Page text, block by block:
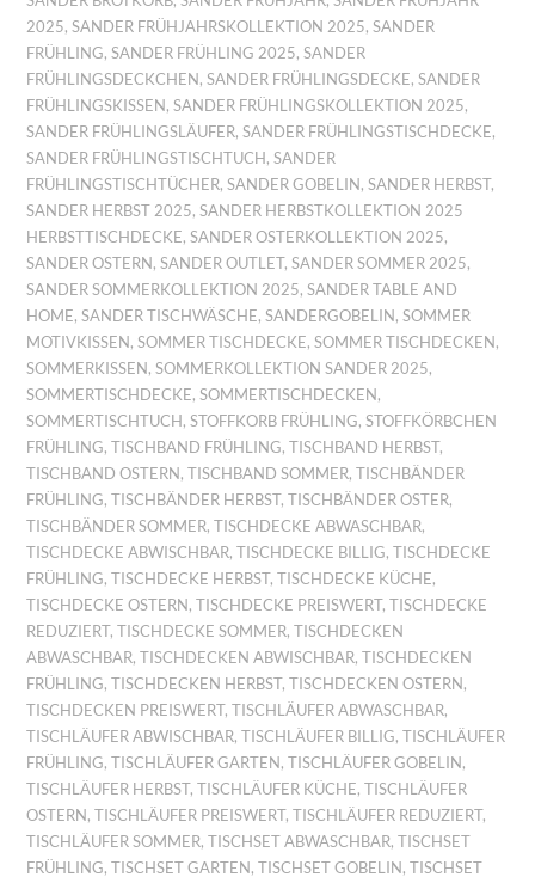
2025,SANDER FRÜHJAHRSKOLLEKTION 2025,SANDER
FRÜHLING,SANDER FRÜHLING 2025,SANDER
FRÜHLINGSDECKCHEN ,SANDER FRÜHLINGSDECKE,SANDER
FRÜHLINGSKISSEN ,SANDER FRÜHLINGSKOLLEKTION 2025,
SANDER FRÜHLINGSLÄUFER,SANDER FRÜHLINGSTISCHDECKE,
SANDER FRÜHLINGSTISCHTUCH ,SANDER
FRÜHLINGSTISCHTÜCHER,SANDER GOBELIN ,SANDER HERBST,
SANDER HERBST 2025,SANDER HERBSTKOLLEKTION 2025
HERBSTTISCHDECKE,SANDER OSTERKOLLEKTION 2025,
SANDER OSTERN ,SANDER OUTLET,SANDER SOMMER 2025,
SANDER SOMMERKOLLEKTION 2025,SANDER TABLE AND
HOME,SANDER TISCHWÄSCHE,SANDERGOBELIN ,SOMMER
MOTIVKISSEN ,SOMMER TISCHDECKE,SOMMER TISCHDECKEN ,
SOMMERKISSEN ,SOMMERKOLLEKTION SANDER 2025,
SOMMERTISCHDECKE,SOMMERTISCHDECKEN ,
SOMMERTISCHTUCH ,STOFFKORB FRÜHLING,STOFFKÖRBCHEN
FRÜHLING,TISCHBAND FRÜHLING,TISCHBAND HERBST,
TISCHBAND OSTERN ,TISCHBAND SOMMER,TISCHBÄNDER
FRÜHLING,TISCHBÄNDER HERBST,TISCHBÄNDER OSTER,
TISCHBÄNDER SOMMER,TISCHDECKE ABWASCHBAR,
TISCHDECKE ABWISCHBAR,TISCHDECKE BILLIG,TISCHDECKE
FRÜHLING,TISCHDECKE HERBST,TISCHDECKE KÜCHE,
TISCHDECKE OSTERN ,TISCHDECKE PREISWERT,TISCHDECKE
REDUZIERT,TISCHDECKE SOMMER,TISCHDECKEN
ABWASCHBAR,TISCHDECKEN ABWISCHBAR,TISCHDECKEN
FRÜHLING,TISCHDECKEN HERBST,TISCHDECKEN OSTERN ,
TISCHDECKEN PREISWERT,TISCHLÄUFER ABWASCHBAR,
TISCHLÄUFER ABWISCHBAR,TISCHLÄUFER BILLIG,TISCHLÄUFER
FRÜHLING,TISCHLÄUFER GARTEN ,TISCHLÄUFER GOBELIN ,
TISCHLÄUFER HERBST,TISCHLÄUFER KÜCHE,TISCHLÄUFER
OSTERN ,TISCHLÄUFER PREISWERT,TISCHLÄUFER REDUZIERT,
TISCHLÄUFER SOMMER,TISCHSET ABWASCHBAR,TISCHSET
FRÜHLING,TISCHSET GARTEN ,TISCHSET GOBELIN ,TISCHSET